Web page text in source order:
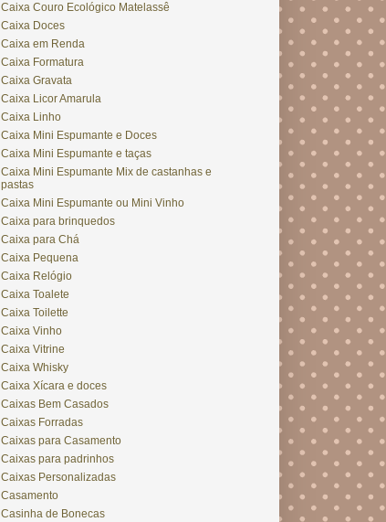
Caixa Couro Ecológico Matelassê
Caixa Doces
Caixa em Renda
Caixa Formatura
Caixa Gravata
Caixa Licor Amarula
Caixa Linho
Caixa Mini Espumante e Doces
Caixa Mini Espumante e taças
Caixa Mini Espumante Mix de castanhas e
pastas
Caixa Mini Espumante ou Mini Vinho
Caixa para brinquedos
Caixa para Chá
Caixa Pequena
Caixa Relógio
Caixa Toalete
Caixa Toilette
Caixa Vinho
Caixa Vitrine
Caixa Whisky
Caixa Xícara e doces
Caixas Bem Casados
Caixas Forradas
Caixas para Casamento
Caixas para padrinhos
Caixas Personalizadas
Casamento
Casinha de Bonecas